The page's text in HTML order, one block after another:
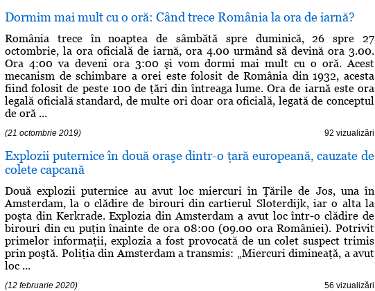
Dormim mai mult cu o oră: Când trece România la ora de iarnă?
România trece în noaptea de sâmbătă spre duminică, 26 spre 27
octombrie, la ora oficială de iarnă, ora 4.00 urmând să devină ora 3.00.
Ora 4:00 va deveni ora 3:00 şi vom dormi mai mult cu o oră. Acest
mecanism de schimbare a orei este folosit de România din 1932, acesta
fiind folosit de peste 100 de ţări din întreaga lume. Ora de iarnă este ora
legală oficială standard, de multe ori doar ora oficială, legată de conceptul
de oră ...
(21 octombrie 2019) 92 vizualizări
Explozii puternice în două oraşe dintr-o ţară europeană, cauzate de
colete capcană
Două explozii puternice au avut loc miercuri în Ţările de Jos, una în
Amsterdam, la o clădire de birouri din cartierul Sloterdijk, iar o alta la
poşta din Kerkrade. Explozia din Amsterdam a avut loc într-o clădire de
birouri din cu puţin înainte de ora 08:00 (09.00 ora României). Potrivit
primelor informaţii, explozia a fost provocată de un colet suspect trimis
prin poştă. Poliţia din Amsterdam a transmis: „Miercuri dimineaţă, a avut
loc ...
(12 februarie 2020) 56 vizualizări